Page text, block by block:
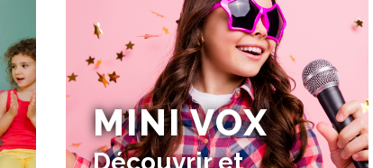
MINI VOX
Découvrir et